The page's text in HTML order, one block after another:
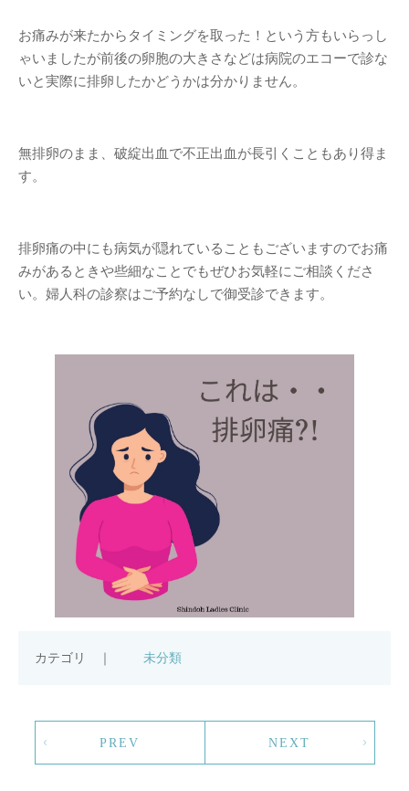
お痛みが来たからタイミングを取った！という方もいらっし
ゃいましたが前後の卵胞の大きさなどは病院のエコーで診な
いと実際に排卵したかどうかは分かりません。
無排卵のまま、破綻出血で不正出血が長引くこともあり得ま
す。
排卵痛の中にも病気が隠れていることもございますのでお痛
みがあるときや些細なことでもぜひお気軽にご相談くださ
い。婦人科の診察はご予約なしで御受診できます。
カテゴリ ｜ 未分類
PREV NEXT